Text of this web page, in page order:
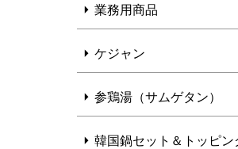
業務用商品
ケジャン
参鶏湯（サムゲタン）
韓国鍋セット＆トッピン